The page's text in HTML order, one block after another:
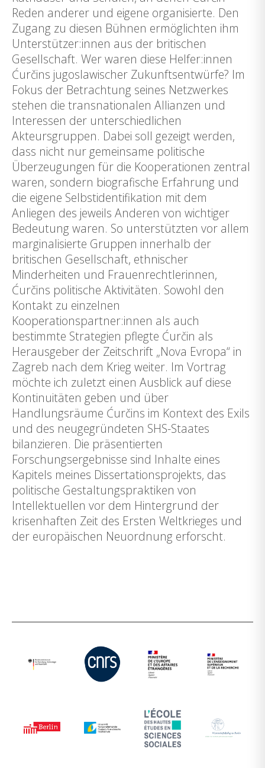
Reden anderer und eigene organisierte. Den
Zugang zu diesen Bühnen ermöglichten ihm
Unterstützer:innen aus der britischen
Gesellschaft. Wer waren diese Helfer:innen
Ćurčins jugoslawischer Zukunftsentwürfe? Im
Fokus der Betrachtung seines Netzwerkes
stehen die transnationalen Allianzen und
Interessen der unterschiedlichen
Akteursgruppen. Dabei soll gezeigt werden,
dass nicht nur gemeinsame politische
Überzeugungen für die Kooperationen zentral
waren, sondern biografische Erfahrung und
die eigene Selbstidentifikation mit dem
Anliegen des jeweils Anderen von wichtiger
Bedeutung waren. So unterstützten vor allem
marginalisierte Gruppen innerhalb der
britischen Gesellschaft, ethnischer
Minderheiten und Frauenrechtlerinnen,
Ćurčins politische Aktivitäten. Sowohl den
Kontakt zu einzelnen
Kooperationspartner:innen als auch
bestimmte Strategien pflegte Ćurčin als
Herausgeber der Zeitschrift „Nova Evropa“ in
Zagreb nach dem Krieg weiter. Im Vortrag
möchte ich zuletzt einen Ausblick auf diese
Kontinuitäten geben und über
Handlungsräume Ćurčins im Kontext des Exils
und des neugegründeten SHS-Staates
bilanzieren. Die präsentierten
Forschungsergebnisse sind Inhalte eines
Kapitels meines Dissertationsprojekts, das
politische Gestaltungspraktiken von
Intellektuellen vor dem Hintergrund der
krisenhaften Zeit des Ersten Weltkrieges und
der europäischen Neuordnung erforscht.